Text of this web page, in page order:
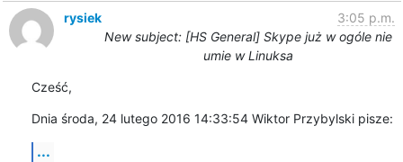
rysiek
3:05 p.m.
New subject: [HS General] Skype już w ogóle nie
umie w Linuksa
Cześć,
Dnia środa, 24 lutego 2016 14:33:54 Wiktor Przybylski pisze:
...